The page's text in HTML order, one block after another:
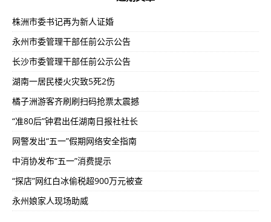
株洲市委书记再为新人证婚
永州市委管理干部任前公示公告
长沙市委管理干部任前公示公告
湖南一居民楼火灾致5死2伤
橘子洲游客齐刷刷扫码抢票太震撼
“准80后”钟君出任湖南日报社社长
网警发出“五一”假期网络安全指南
中消协发布“五一”消费提示
“探店”网红白冰偷税超900万元被查
永州娘家人现场助威